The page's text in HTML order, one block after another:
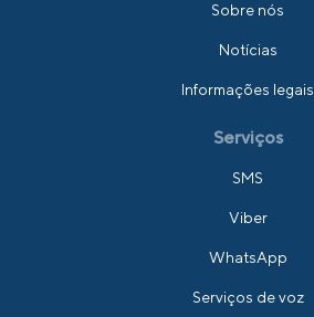
Sobre nós
Notícias
Informações legais
Serviços
SMS
Viber
WhatsApp
Serviços de voz